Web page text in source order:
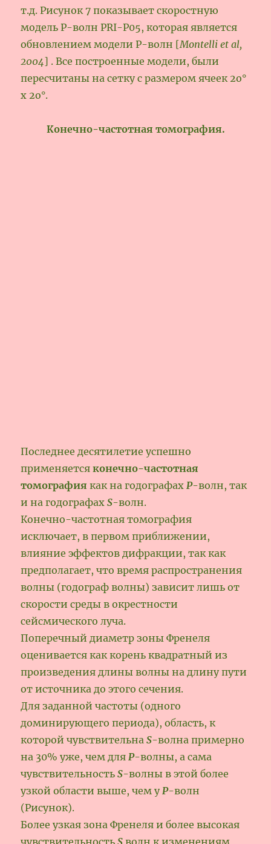
т.д. Рисунок 7 показывает скоростную
модель Р-волн PRI-P05, которая является
обновлением модели Р-волн [Montelli et al,
2004] . Все построенные модели, были
пересчитаны на сетку с размером ячеек 2о°
х 2о°.
Конечно-частотная томография.
Последнее десятилетие успешно
применяетсяконечно-частотная
томография как на годографах Р-волн, так
и на годографахS-волн.
Конечно-частотная томография
исключает, в первом приближении,
влияние эффектов дифракции, так как
предполагает, что время распространения
волны (годограф волны) зависит лишь от
скорости среды в окрестности
сейсмического луча.
Поперечный диаметр зоны Френеля
оценивается как корень квадратный из
произведения длины волны на длину пути
от источника до этого сечения.
Для заданной частоты (одного
доминирующего периода), область, к
которой чувствительнаS-волна примерно
на 30% уже, чем для Р-волны, а сама
чувствительностьS-волны в этой более
узкой области выше, чем у Р-волн
(Рисунок).
Более узкая зона Френеля и более высокая
чувствительностьS волн к изменениям